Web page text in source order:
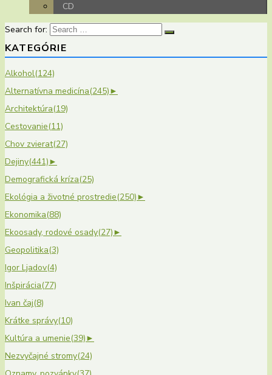
CD
Search for:
KATEGÓRIE
Alkohol(124)
Alternatívna medicína(245)►
Architektúra(19)
Cestovanie(11)
Chov zvierat(27)
Dejiny(441)►
Demografická kríza(25)
Ekológia a životné prostredie(250)►
Ekonomika(88)
Ekoosady, rodové osady(27)►
Geopolitika(3)
Igor Ljadov(4)
Inšpirácia(77)
Ivan čaj(8)
Krátke správy(10)
Kultúra a umenie(39)►
Nezvyčajné stromy(24)